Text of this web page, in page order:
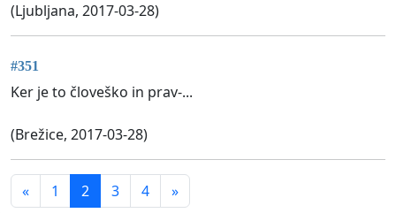
(Ljubljana, 2017-03-28)
#351
Ker je to človeško in prav-...
(Brežice, 2017-03-28)
« 1 2 3 4 »